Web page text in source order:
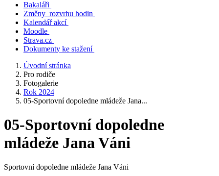
Bakaláři
Změny rozvrhu hodin
Kalendář akcí
Moodle
Strava.cz
Dokumenty ke stažení
Úvodní stránka
Pro rodiče
Fotogalerie
Rok 2024
05-Sportovní dopoledne mládeže Jana...
05-Sportovní dopoledne
mládeže Jana Váni
Sportovní dopoledne mládeže Jana Váni